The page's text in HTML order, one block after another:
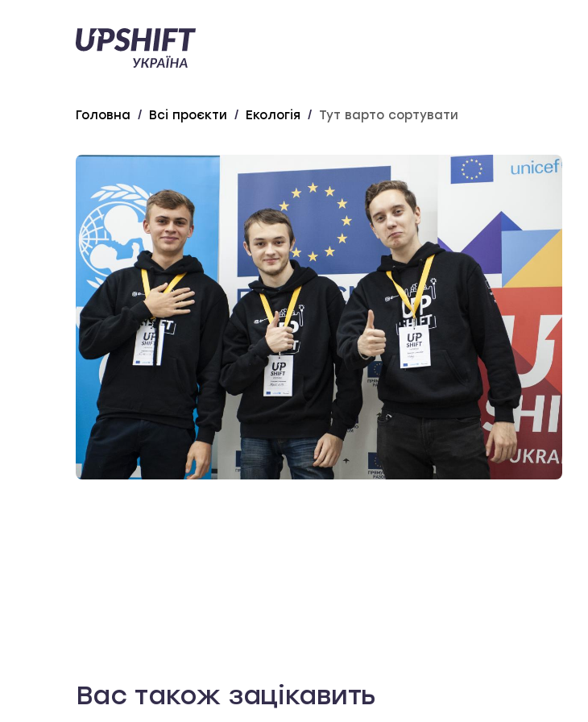
Upshift
Україна
Головна / Всі проєкти / Екологія / Тут варто сортувати
Вас також зацікавить